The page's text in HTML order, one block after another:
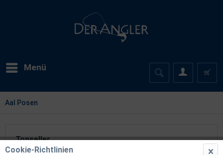
Menü
Aal Posen
Topseller
Cookie-Richtlinien